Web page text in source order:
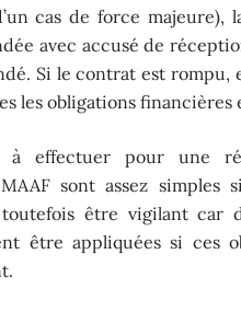
cas de force majeure),
avec accusé de
Si le contrat est rompu,
les obligations
à effectuer pour une
sont assez
être vigilant car
être appliquées si ces